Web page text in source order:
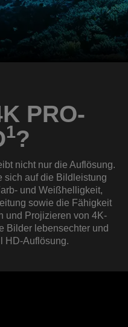
PRO-
1?
nicht nur die Auflösung.
sich auf die Bildleistung
und Weißhelligkeit,
sowie die Fähigkeit
und Projizieren von 4K-
Bilder lebensechter und
HD-Auflösung.